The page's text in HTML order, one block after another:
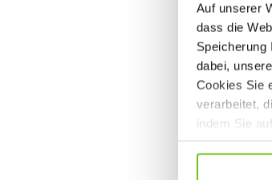
Auf unserer
dass die
Speicherung
dabei,
Cookies Sie
verarbeitet,
indem Sie